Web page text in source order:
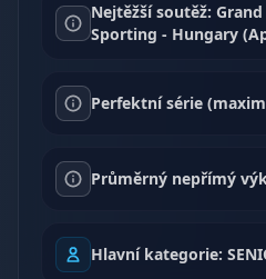
Nejtěžší soutěž:
Sporting - Hungary
Perfektní série
Průměrný nepřímý
Hlavní kategorie: